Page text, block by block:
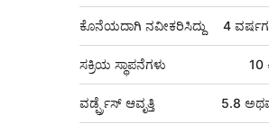
ಕೊನೆಯದಾಗಿ ನವೀಕರಿಸಿದ್ದು 4
ಸಕ್ರಿಯ ಸ್ಥಾಪನೆಗಳು 10
ವರ್ಡ್ಪ್ರೆಸ್ ಆವೃತ್ತಿ 5.8